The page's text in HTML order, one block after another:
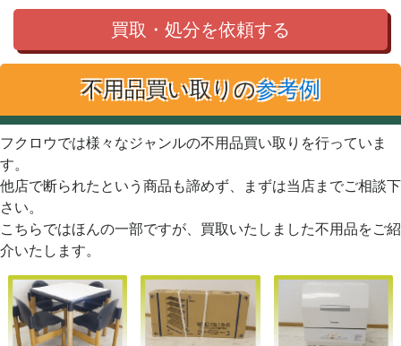
買取・処分を依頼する
不用品買い取りの参考例
フクロウでは様々なジャンルの不用品買い取りを行っていま
す。
他店で断られたという商品も諦めず、まずは当店までご相談下
さい。
こちらではほんの一部ですが、買取いたしました不用品をご紹
介いたします。